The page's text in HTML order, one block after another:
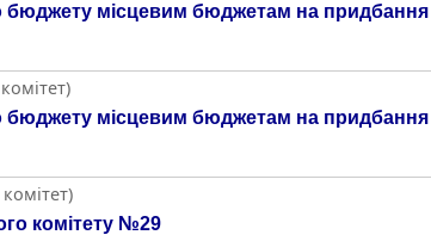
місцевим бюджетам на придбання
місцевим бюджетам на придбання
комітету №29